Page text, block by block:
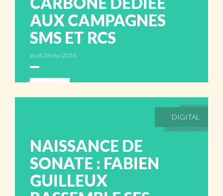
AUX CAMPAGNES
SMS ET RCS
jeudi 28 mai 2026
ABONNÉS
DIGITAL
NAISSANCE DE
SONATE : FABIEN
GUILLEUX